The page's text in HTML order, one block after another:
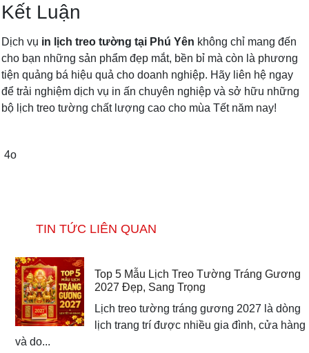
Kết Luận
Dịch vụ in lịch treo tường tại Phú Yên không chỉ mang đến
cho bạn những sản phẩm đẹp mắt, bền bỉ mà còn là phương
tiện quảng bá hiệu quả cho doanh nghiệp. Hãy liên hệ ngay
để trải nghiệm dịch vụ in ấn chuyên nghiệp và sở hữu những
bộ lịch treo tường chất lượng cao cho mùa Tết năm nay!
4o
TIN TỨC LIÊN QUAN
Top 5 Mẫu Lịch Treo Tường Tráng Gương
2027 Đẹp, Sang Trọng
Lịch treo tường tráng gương 2027 là dòng
lịch trang trí được nhiều gia đình, cửa hàng
và do...